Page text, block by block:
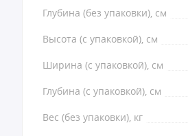
Глубина (без упаковки), см
Высота (с упаковкой), см
Ширина (с упаковкой), см
Глубина (с упаковкой), см
Вес (без упаковки), кг